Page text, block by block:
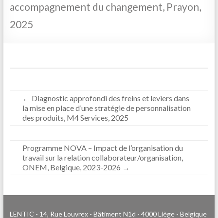
accompagnement du changement, Prayon,
2025
← Diagnostic approfondi des freins et leviers dans
la mise en place d’une stratégie de personnalisation
des produits, M4 Services, 2025
Programme NOVA – Impact de l’organisation du
travail sur la relation collaborateur/organisation,
ONEM, Belgique, 2023-2026 →
LENTIC - 14, Rue Louvrex - Bâtiment N1d - 4000 Liège - Belgique